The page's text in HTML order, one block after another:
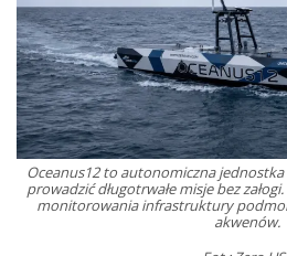
Oceanus12 to autonomiczna
prowadzić długotrwałe misje bez
monitorowania infrastruktury
akwenów.